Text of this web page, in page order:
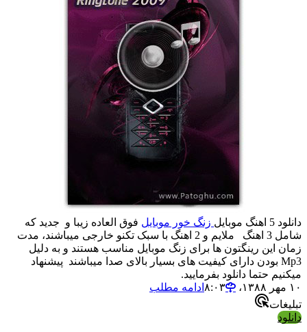
دانلود 5 اهنگ موبایل زنگ خور موبایل فوق العاده زیبا و جدید که
شامل 3 اهنگ ملایم و 2 اهنگ با سبک تکنو خارجی میباشند، مدت
زمان این رینگتون ها برای زنگ موبایل مناسب هستند و به دلیل
Mp3 بودن دارای کیفیت های بسیار بالای صدا میباشند پیشنهاد
میکنیم حتما دانلود بفرمایید.
۱۰ مهر ۱۳۸۸،‏ ۸:۰۳
ادامه مطلب
تبلیغات
دانلود